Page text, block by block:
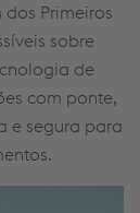
Primeiros
sobre
de
com ponte,
e segura para